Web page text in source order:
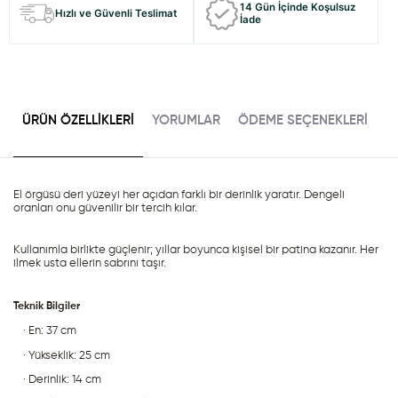
Hızlı ve Güvenli Teslimat
14 Gün İçinde Koşulsuz
İade
ÜRÜN ÖZELLIKLERI YORUMLAR ÖDEME SEÇENEKLERI
El örgüsü deri yüzeyi her açıdan farklı bir derinlik yaratır. Dengeli
oranları onu güvenilir bir tercih kılar.
Kullanımla birlikte güçlenir; yıllar boyunca kişisel bir patina kazanır. Her
ilmek usta ellerin sabrını taşır.
Teknik Bilgiler
· En: 37 cm
· Yükseklik: 25 cm
· Derinlik: 14 cm